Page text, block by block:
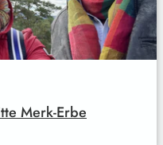
Merk-Erbe